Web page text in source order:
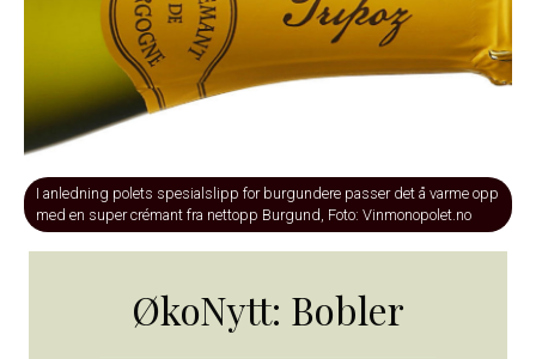
I anledning polets spesialslipp for burgundere passer det å varme opp
med en super crémant fra nettopp Burgund, Foto: Vinmonopolet.no
ØkoNytt: Bobler